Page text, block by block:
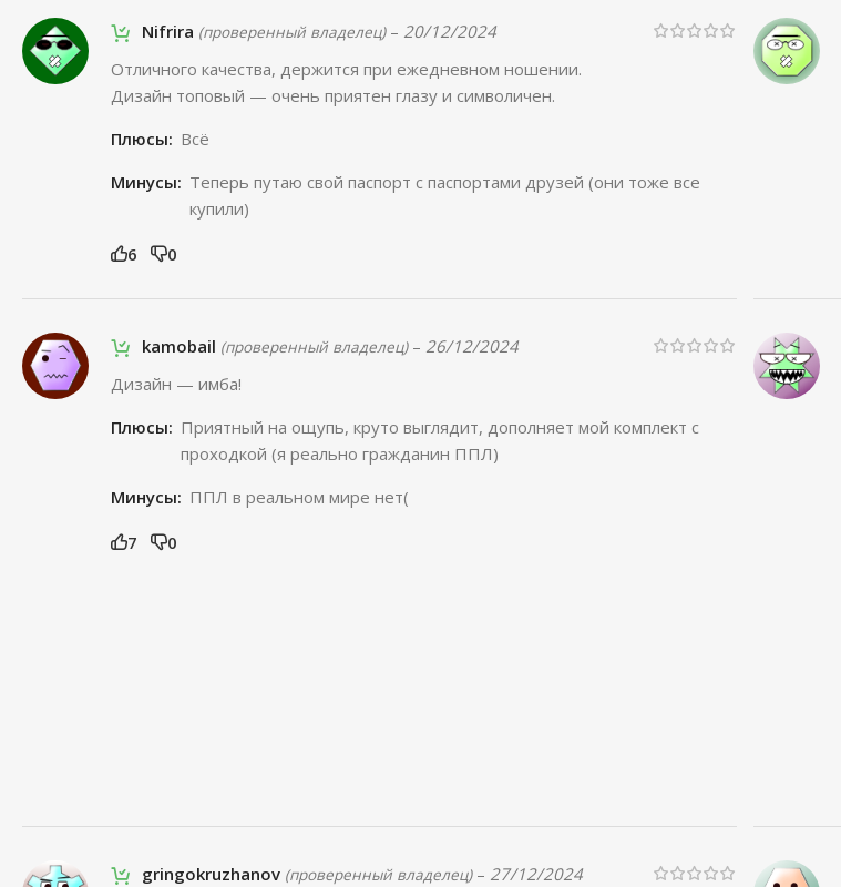
Nifrira (проверенный владелец) – 20/12/2024
Отличного качества, держится при ежедневном ношении.
Дизайн топовый — очень приятен глазу и символичен.
Плюсы: Всë
Минусы: Теперь путаю свой паспорт с паспортами друзей (они тоже все
купили)
6 0
kamobail (проверенный владелец) – 26/12/2024
Дизайн — имба!
Плюсы: Приятный на ощупь, круто выглядит, дополняет мой комплект с
проходкой (я реально гражданин ППЛ)
Минусы: ППЛ в реальном мире нет(
7 0
gringokruzhanov (проверенный владелец) – 27/12/2024